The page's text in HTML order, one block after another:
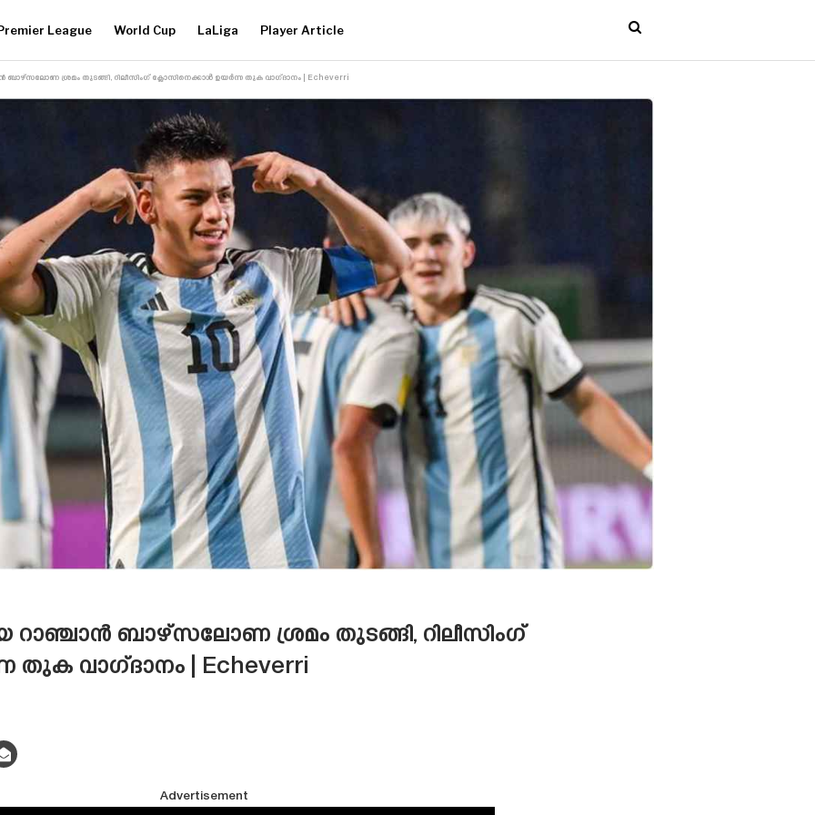
League World Cup LaLiga Player Article
ബാഴ്‌സലോണ ശ്രമം തുടങ്ങി, റിലീസിംഗ് ക്ലോസിനെക്കാൾ ഉയർന്ന തുക വാഗ്‌ദാനം | Echeverri
റാഞ്ചാൻ ബാഴ്‌സലോണ ശ്രമം തുടങ്ങി, റിലീസിംഗ്
തുക വാഗ്‌ദാനം | Echeverri
Advertisement